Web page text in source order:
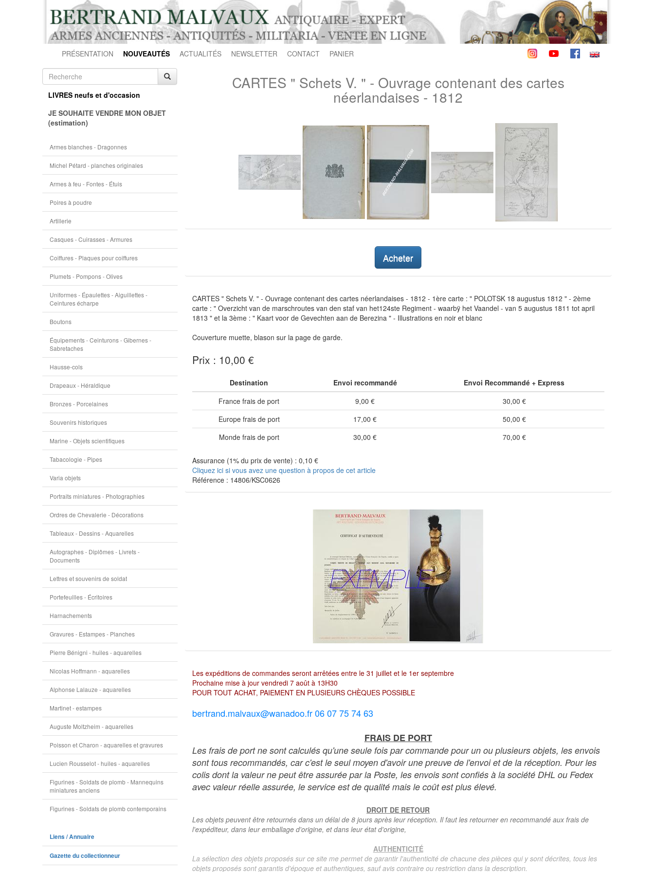
PRÉSENTATION NOUVEAUTÉS ACTUALITÉS NEWSLETTER CONTACT PANIER
LIVRES neufs et d'occasion
JE SOUHAITE VENDRE MON OBJET
(estimation)
Armes blanches - Dragonnes
Michel Pétard - planches originales
Armes à feu - Fontes - Étuis
Poires à poudre
Artillerie
Casques - Cuirasses - Armures
Coiffures - Plaques pour coiffures
Plumets - Pompons - Olives
Uniformes - Épaulettes - Aiguillettes -
Ceintures écharpe
Boutons
Équipements - Ceinturons - Gibernes -
Sabretaches
Hausse-cols
Drapeaux - Héraldique
Bronzes - Porcelaines
Souvenirs historiques
Marine - Objets scientifiques
Tabacologie - Pipes
Varia objets
Portraits miniatures - Photographies
Ordres de Chevalerie - Décorations
Tableaux - Dessins - Aquarelles
Autographes - Diplômes - Livrets -
Documents
Lettres et souvenirs de soldat
Portefeuilles - Écritoires
Harnachements
Gravures - Estampes - Planches
Pierre Bénigni - huiles - aquarelles
Nicolas Hoffmann - aquarelles
Alphonse Lalauze - aquarelles
Martinet - estampes
Auguste Moltzheim - aquarelles
Poisson et Charon - aquarelles et gravures
Lucien Rousselot - huiles - aquarelles
Figurines - Soldats de plomb - Mannequins
miniatures anciens
Figurines - Soldats de plomb contemporains
Liens / Annuaire
Gazette du collectionneur
CARTES " Schets V. " - Ouvrage contenant des cartes
néerlandaises - 1812
Acheter
CARTES " Schets V. " - Ouvrage contenant des cartes néerlandaises - 1812 - 1ère carte : " POLOTSK 18 augustus 1812 " - 2ème
carte : " Overzicht van de marschroutes van den staf van het124ste Regiment - waarbÿ het Vaandel - van 5 augustus 1811 tot april
1813 " et la 3ème : " Kaart voor de Gevechten aan de Berezina " - Illustrations en noir et blanc
Couverture muette, blason sur la page de garde.
Prix : 10,00 €
Destination Envoi recommandé
Envoi Recommandé + Express
France frais de port
9,00 €
30,00 €
Europe frais de port
17,00 €
50,00 €
Monde frais de port
30,00 € 70,00 €
Assurance (1% du prix de vente) : 0,10 €
Cliquez ici si vous avez une question à propos de cet article
Référence : 14806/KSC0626
Les expéditions de commandes seront arrêtées entre le 31 juillet et le 1er septembre
Prochaine mise à jour vendredi 7 août à 13H30
POUR TOUT ACHAT, PAIEMENT EN PLUSIEURS CHÈQUES POSSIBLE
bertrand.malvaux@wanadoo.fr 06 07 75 74 63
FRAIS DE PORT
Les frais de port ne sont calculés qu'une seule fois par commande pour un ou plusieurs objets, les envois
sont tous recommandés, car c'est le seul moyen d'avoir une preuve de l'envoi et de la réception. Pour les
colis dont la valeur ne peut être assurée par la Poste, les envois sont confiés à la société DHL ou Fedex
avec valeur réelle assurée, le service est de qualité mais le coût est plus élevé.
DROIT DE RETOUR
Les objets peuvent être retournés dans un délai de 8 jours après leur réception. Il faut les retourner en recommandé aux frais de
l'expéditeur, dans leur emballage d'origine, et dans leur état d'origine,
AUTHENTICITÉ
La sélection des objets proposés sur ce site me permet de garantir l'authenticité de chacune des pièces qui y sont décrites, tous les
objets proposés sont garantis d'époque et authentiques, sauf avis contraire ou restriction dans la description.